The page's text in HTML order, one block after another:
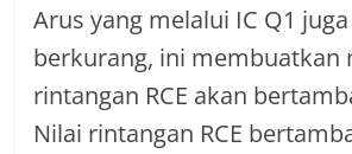
Arus yang melalui IC Q1
berkurang, ini membuatkan
rintangan RCE akan
Nilai rintangan RCE